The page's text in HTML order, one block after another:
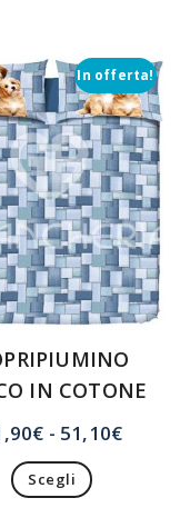
In offerta!
IN COTONE
€ - 51,10€Fascia
Scegli